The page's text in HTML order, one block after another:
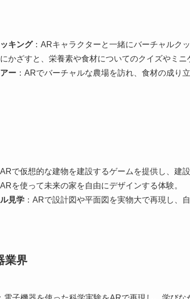
キング：ARキャラクターと一緒にバーチャルク
にかざすと、栄養素や食材についてのクイズやミニ
ー ：ARでバーチャルな農場を訪れ、食材の成り
ARで仮想的な建物を建設するゲームを提供し、建
ARを使って未来の家を自由にデザインする体験。
見学 ：ARで設計図や平面図を実物大で再現し、
業界